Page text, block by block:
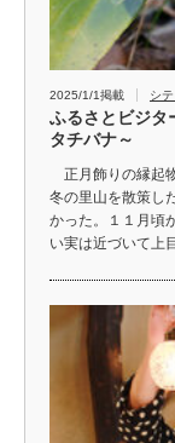
2025/1/1掲載 シ
ふるさとビジ
タチバナ～
正月飾りの縁起
冬の里山を散策し
かった。１１月頃
い実は近づいて上